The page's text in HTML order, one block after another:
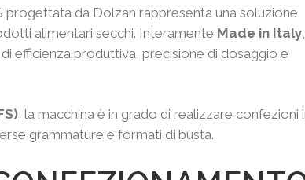
da Dolzan rappresenta una soluzione
alimentari secchi. Interamente Made in Italy
efficienza produttiva, precisione di dosaggio e
, la macchina è in grado di realizzare confezioni
grammature e formati di busta.